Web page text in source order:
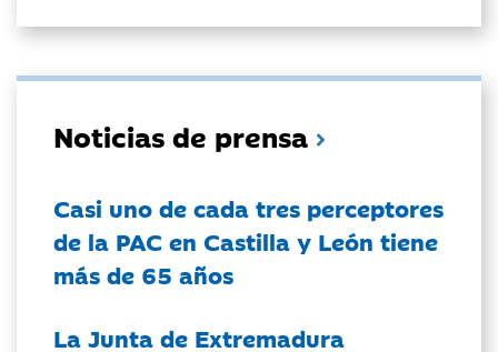
Noticias de prensa
Casi uno de cada tres perceptores
de la PAC en Castilla y León tiene
más de 65 años
La Junta de Extremadura